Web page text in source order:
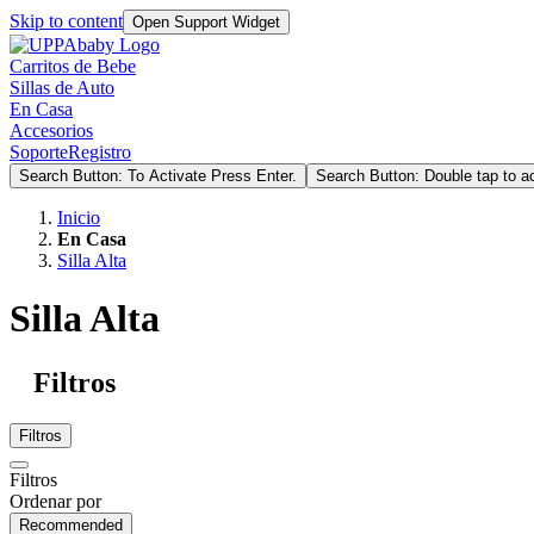
Skip to content Open Support Widget
Carritos de Bebe
Sillas de Auto
En Casa
Accesorios
SoporteRegistro
Search Button: To Activate Press Enter. Search Button: Double tap to
Inicio
En Casa
Silla Alta
Silla Alta
Filtros
Filtros
Filtros
Ordenar por
Recommended